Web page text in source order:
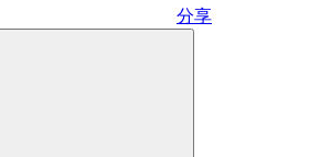
分享